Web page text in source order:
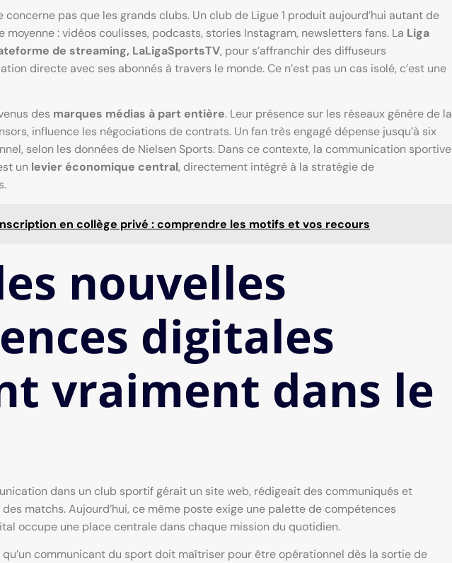
pas que les grands clubs. Un club de Ligue 1 produit aujourd’hui autant de
moyenne : vidéos coulisses, podcasts, stories Instagram, newsletters fans. La Liga
de streaming, LaLigaSportsTV, pour s’affranchir des diffuseurs
directe avec ses abonnés à travers le monde. Ce n’est pas un cas isolé, c’est une
des marques médias à part entière. Leur présence sur les réseaux génère de la
influence les négociations de contrats. Un fan très engagé dépense jusqu’à six
selon les données de Nielsen Sports. Dans ce contexte, la communication sportive
un levier économique central, directement intégré à la stratégie de
en collège privé : comprendre les motifs et vos recours
nouvelles
digitales
vraiment dans le
dans un club sportif gérait un site web, rédigeait des communiqués et
matchs. Aujourd’hui, ce même poste exige une palette de compétences
occupe une place centrale dans chaque mission du quotidien.
communicant du sport doit maîtriser pour être opérationnel dès la sortie de